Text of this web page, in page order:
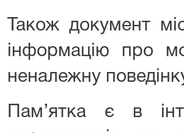
Також документ
інформацію про
неналежну
Пам’ятка є в